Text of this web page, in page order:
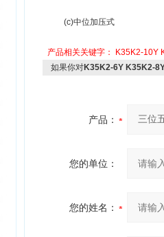
(c)中位加压式
产品相关关键字： K35K2-10Y
如果你对K35K2-6Y K35K2-
产品：
您的单位：
您的姓名：